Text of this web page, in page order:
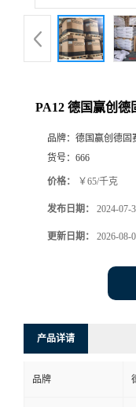
PA12 德国赢创德
品牌： 德国赢创德固
货号： 666
价格： ￥65/千克
发布日期： 2024-07-
更新日期： 2026-08-
产品详请
品牌